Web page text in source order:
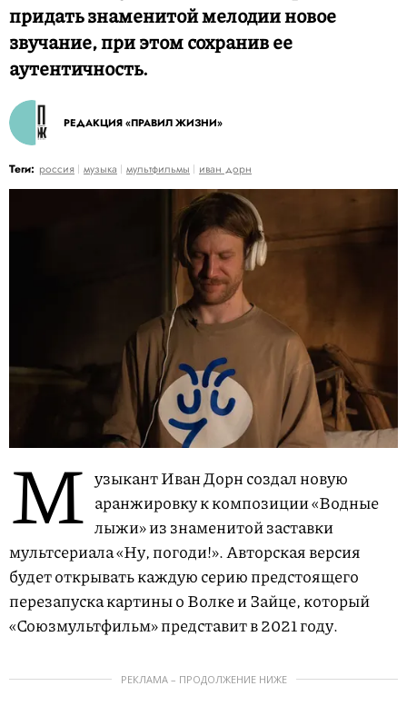
придать знаменитой мелодии новое
звучание, при этом сохранив ее
аутентичность.
РЕДАКЦИЯ «ПРАВИЛ ЖИЗНИ»
Теги: россия музыка мультфильмы иван дорн
М узыкант Иван Дорн создал новую
аранжировку к композиции «Водные
лыжи» из знаменитой заставки
мультсериала «Ну, погоди!». Авторская версия
будет открывать каждую серию предстоящего
перезапуска картины о Волке и Зайце, который
«Союзмультфильм» представит в 2021 году.
РЕКЛАМА – ПРОДОЛЖЕНИЕ НИЖЕ